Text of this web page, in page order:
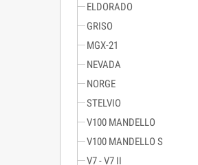
ELDORADO
GRISO
MGX-21
NEVADA
NORGE
STELVIO
V100 MANDELLO
V100 MANDELLO S
V7 - V7 II